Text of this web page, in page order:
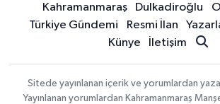
Kahramanmaraş Dulkadiroğlu
Türkiye Gündemi
Resmi İlan
Künye
İletişim
Sitede yayınlanan içerik ve yorumlardan
Yayınlanan yorumlardan Kahramanmaraş